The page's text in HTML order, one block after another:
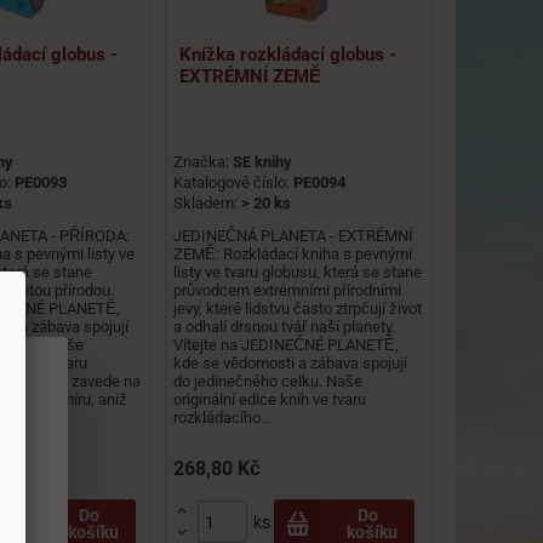
globus -
PE0093
- PŘÍRODA:
s pevnými listy ve
se stane
přírodou.
PLANETĚ,
a zábava spojují
Naše
ve tvaru
vás zavede na
a vesmíru, aniž
Do
košíku
Knížka rozkládací globus -
EXTRÉMNÍ ZEMĚ
Značka: SE knihy
Katalogové číslo: PE0094
Skladem: > 20 ks
JEDINEČNÁ PLANETA - EXTRÉMNÍ
ZEMĚ: Rozkládací kniha s pevnými
listy ve tvaru globusu, která se stane
průvodcem extrémními přírodními
jevy, které lidstvu často ztrpčují život
a odhalí drsnou tvář naší planety.
Vítejte na JEDINEČNÉ PLANETĚ,
kde se vědomosti a zábava spojují
do jedinečného celku. Naše
originální edice knih ve tvaru
rozkládacího...
268,80 Kč


ks
Do
košíku